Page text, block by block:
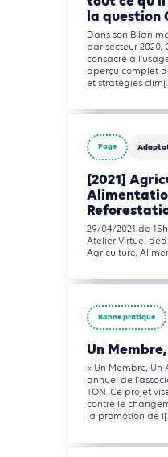
la question
Dans son Bilan
par secteur 2020,
consacré à
aperçu complet
et stratégies
Page
[2021]
29/04/2021 de
Atelier Virtuel
Agriculture,
Bonne pratique
Un
« Un Membre, Un
annuel de
TON. Ce projet
contre le
la promotion de